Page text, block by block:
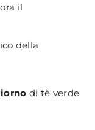
il
della
di tè verde